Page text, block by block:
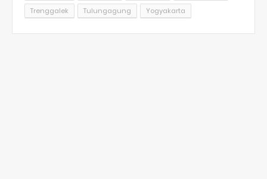
Trenggalek
Tulungagung Yogyakarta